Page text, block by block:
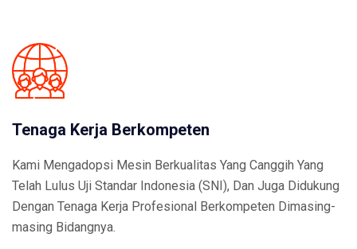
Tenaga Kerja Berkompeten
Kami Mengadopsi Mesin Berkualitas Yang Canggih Yang
Telah Lulus Uji Standar Indonesia (SNI), Dan Juga Didukung
Dengan Tenaga Kerja Profesional Berkompeten Dimasing-
masing Bidangnya.